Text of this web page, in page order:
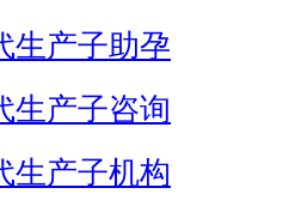
生产子助孕
生产子咨询
生产子机构